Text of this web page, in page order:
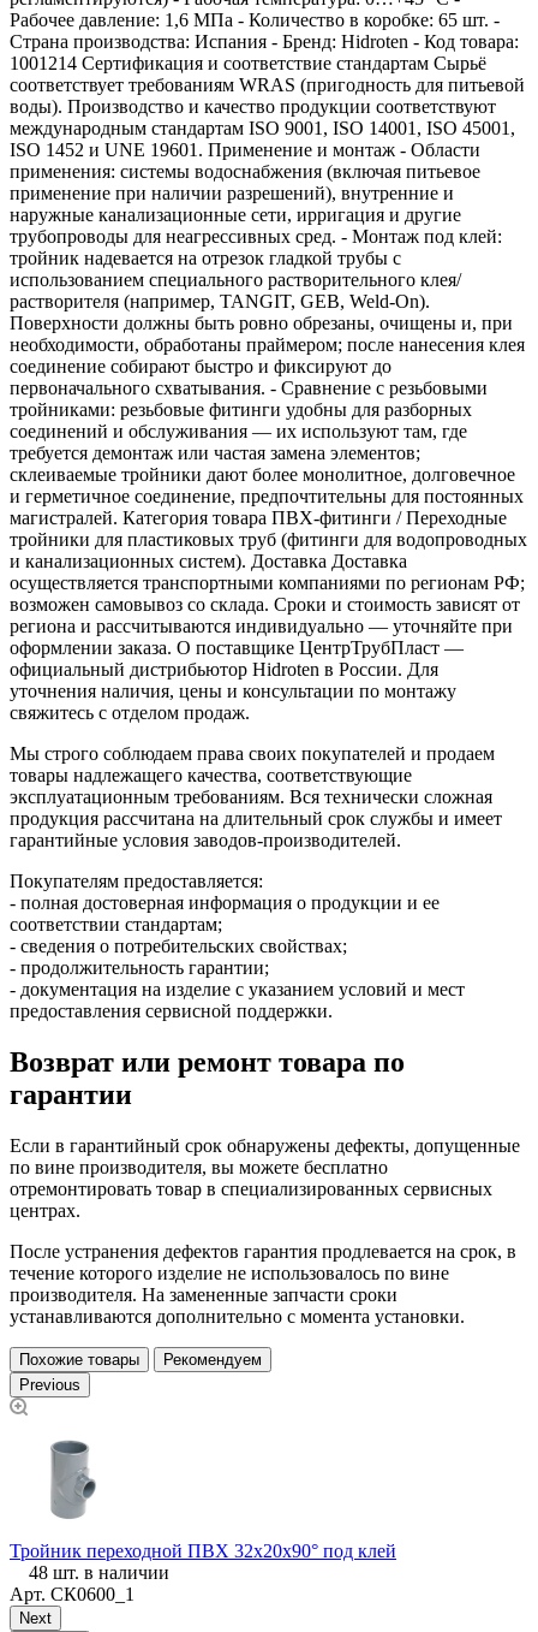
Рабочее давление: 1,6 МПа - Количество в коробке: 65 шт. -
Страна производства: Испания - Бренд: Hidroten - Код товара:
1001214 Сертификация и соответствие стандартам Сырьё
соответствует требованиям WRAS (пригодность для питьевой
воды). Производство и качество продукции соответствуют
международным стандартам ISO 9001, ISO 14001, ISO 45001,
ISO 1452 и UNE 19601. Применение и монтаж - Области
применения: системы водоснабжения (включая питьевое
применение при наличии разрешений), внутренние и
наружные канализационные сети, ирригация и другие
трубопроводы для неагрессивных сред. - Монтаж под клей:
тройник надевается на отрезок гладкой трубы с
использованием специального растворительного клея/
растворителя (например, TANGIT, GEB, Weld‑On).
Поверхности должны быть ровно обрезаны, очищены и, при
необходимости, обработаны праймером; после нанесения клея
соединение собирают быстро и фиксируют до
первоначального схватывания. - Сравнение с резьбовыми
тройниками: резьбовые фитинги удобны для разборных
соединений и обслуживания — их используют там, где
требуется демонтаж или частая замена элементов;
склеиваемые тройники дают более монолитное, долговечное
и герметичное соединение, предпочтительны для постоянных
магистралей. Категория товара ПВХ‑фитинги / Переходные
тройники для пластиковых труб (фитинги для водопроводных
и канализационных систем). Доставка Доставка
осуществляется транспортными компаниями по регионам РФ;
возможен самовывоз со склада. Сроки и стоимость зависят от
региона и рассчитываются индивидуально — уточняйте при
оформлении заказа. О поставщике ЦентрТрубПласт —
официальный дистрибьютор Hidroten в России. Для
уточнения наличия, цены и консультации по монтажу
свяжитесь с отделом продаж.
Мы строго соблюдаем права своих покупателей и продаем
товары надлежащего качества, соответствующие
эксплуатационным требованиям. Вся технически сложная
продукция рассчитана на длительный срок службы и имеет
гарантийные условия заводов-производителей.
Покупателям предоставляется:
- полная достоверная информация о продукции и ее
соответствии стандартам;
- сведения о потребительских свойствах;
- продолжительность гарантии;
- документация на изделие с указанием условий и мест
предоставления сервисной поддержки.
Возврат или ремонт товара по
гарантии
Если в гарантийный срок обнаружены дефекты, допущенные
по вине производителя, вы можете бесплатно
отремонтировать товар в специализированных сервисных
центрах.
После устранения дефектов гарантия продлевается на срок, в
течение которого изделие не использовалось по вине
производителя. На замененные запчасти сроки
устанавливаются дополнительно с момента установки.
Похожие товары
Рекомендуем
Previous
Тройник переходной ПВХ 32х20х90° под клей
48 шт. в наличии
Арт. СК0600_1
Next